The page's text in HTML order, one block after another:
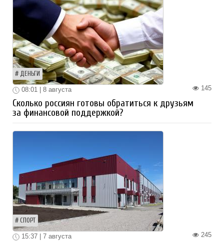
ДЕНЬГИ
145
08:01 | 8 августа
Сколько россиян готовы обратиться к друзьям
за финансовой поддержкой?
СПОРТ
245
15:37 | 7 августа